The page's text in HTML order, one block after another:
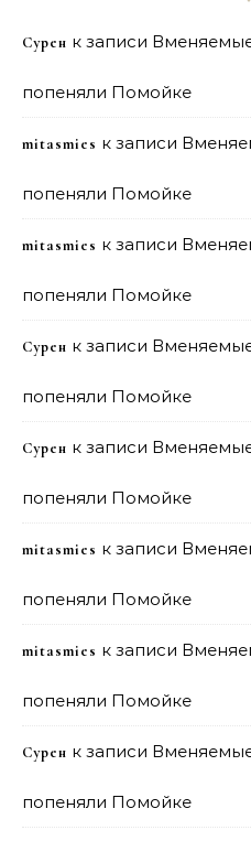
Сурен к записи
попеняли Помойке
mitasmies к записи
попеняли Помойке
mitasmies к записи
попеняли Помойке
Сурен к записи
попеняли Помойке
Сурен к записи
попеняли Помойке
mitasmies к записи
попеняли Помойке
mitasmies к записи
попеняли Помойке
Сурен к записи
попеняли Помойке